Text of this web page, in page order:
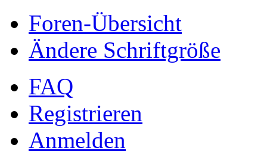
Foren-Übersicht
Ändere Schriftgröße
FAQ
Registrieren
Anmelden